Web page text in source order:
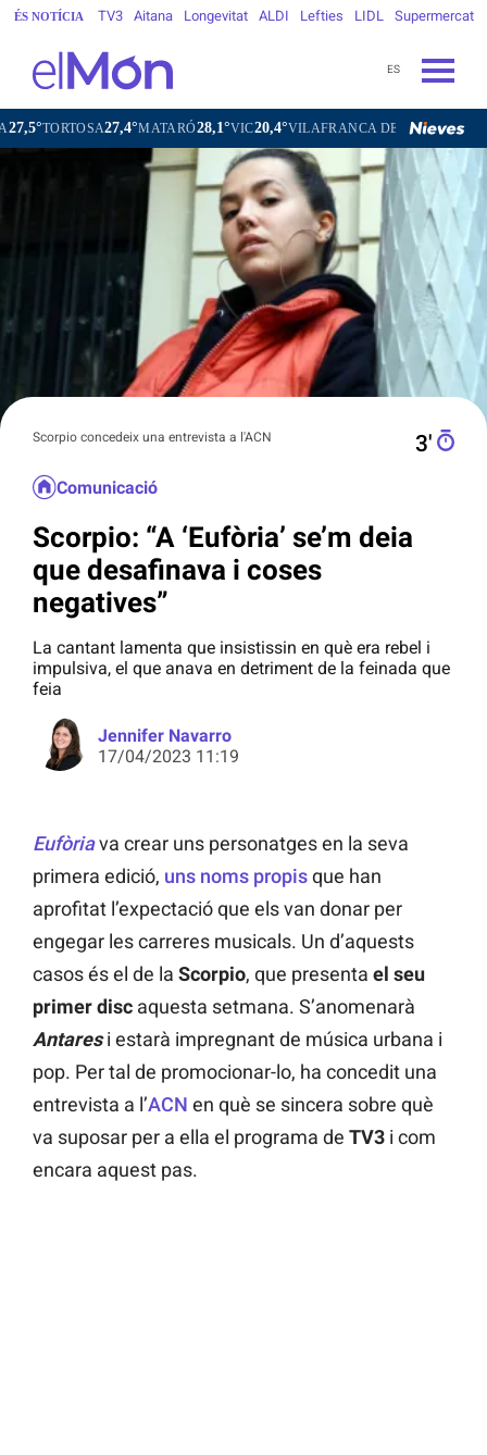
ÉS NOTÍCIA TV3 Aitana Longevitat ALDI Lefties LIDL Supermercat
ES
27,4°MATARÓ28,1°VIC20,4°VILAFRANCA DEL PENEDÈS25,2°
Scorpio concedeix una entrevista a l'ACN 3′
Comunicació
Scorpio: “A ‘Eufòria’ se’m deia
que desafinava i coses
negatives”
La cantant lamenta que insistissin en què era rebel i
impulsiva, el que anava en detriment de la feinada que
feia
Jennifer Navarro
17/04/2023 11:19
Eufòriava crear uns personatges en la seva
primera edició, uns noms propisque han
aprofitat l’expectació que els van donar per
engegar les carreres musicals. Un d’aquests
casos és el de la Scorpio, que presenta el seu
primer disc aquesta setmana. S’anomenarà
Antaresi estarà impregnant de música urbana i
pop. Per tal de promocionar-lo, ha concedit una
entrevista a l’ACN en què se sincera sobre què
va suposar per a ella el programa de TV3 i com
encara aquest pas.